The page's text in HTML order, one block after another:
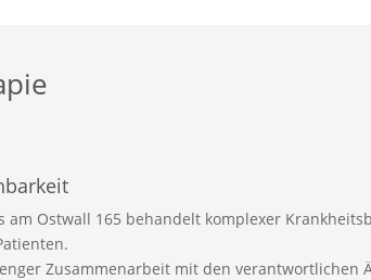
am Ostwall 165 behandelt komplexer
Zusammenarbeit mit den verantwortlichen